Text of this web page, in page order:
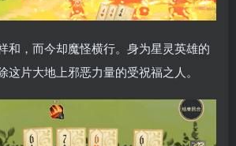
和，而今却魔怪横行。身为星灵英雄的
这片大地上邪恶力量的受祝福之人。